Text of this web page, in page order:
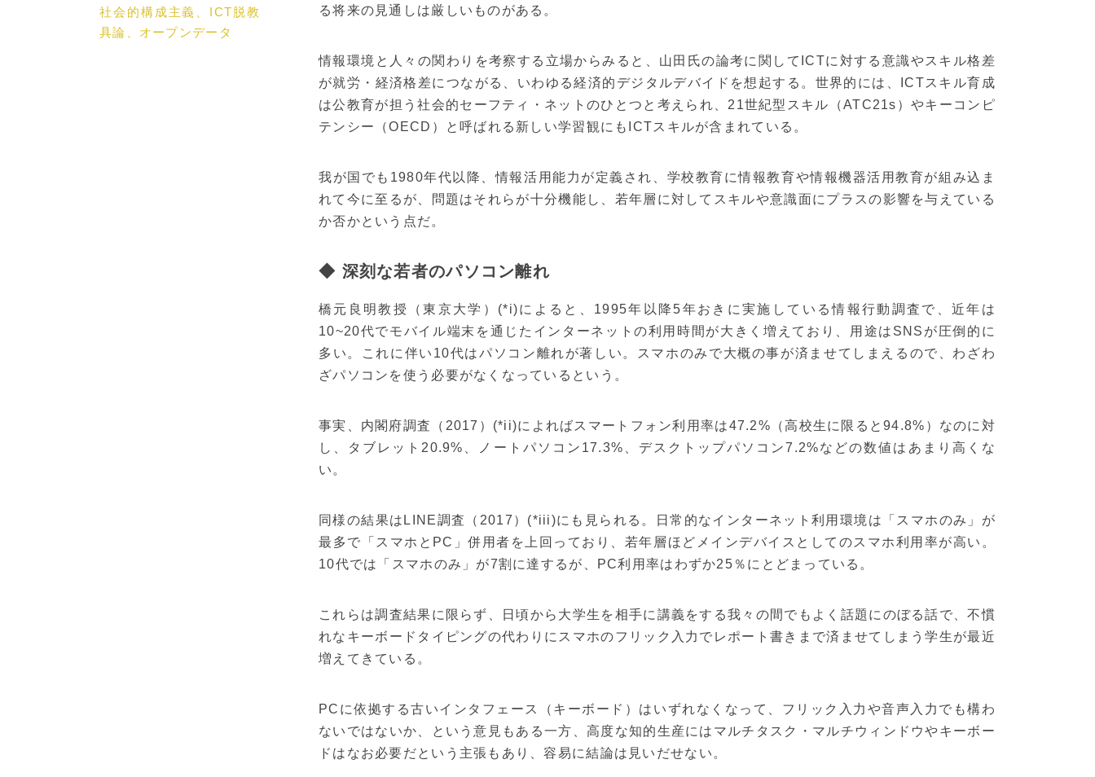
る将来の見通しは厳しいものがある。
情報環境と人々の関わりを考察する立場からみると、山田氏の論考に関してICTに対する意識やスキル格差
が就労・経済格差につながる、いわゆる経済的デジタルデバイドを想起する。世界的には、ICTスキル育成
は公教育が担う社会的セーフティ・ネットのひとつと考えられ、21世紀型スキル（ATC21s）やキーコンピ
テンシー（OECD）と呼ばれる新しい学習観にもICTスキルが含まれている。
我が国でも1980年代以降、情報活用能力が定義され、学校教育に情報教育や情報機器活用教育が組み込ま
れて今に至るが、問題はそれらが十分機能し、若年層に対してスキルや意識面にプラスの影響を与えている
か否かという点だ。
◆ 深刻な若者のパソコン離れ
橋元良明教授（東京大学）(*i)によると、1995年以降5年おきに実施している情報行動調査で、近年は
10~20代でモバイル端末を通じたインターネットの利用時間が大きく増えており、用途はSNSが圧倒的に
多い。これに伴い10代はパソコン離れが著しい。スマホのみで大概の事が済ませてしまえるので、わざわ
ざパソコンを使う必要がなくなっているという。
事実、内閣府調査（2017）(*ii)によればスマートフォン利用率は47.2%（高校生に限ると94.8%）なのに対
し、タブレット20.9%、ノートパソコン17.3%、デスクトップパソコン7.2%などの数値はあまり高くな
い。
同様の結果はLINE調査（2017）(*iii)にも見られる。日常的なインターネット利用環境は「スマホのみ」が
最多で「スマホとPC」併用者を上回っており、若年層ほどメインデバイスとしてのスマホ利用率が高い。
10代では「スマホのみ」が7割に達するが、PC利用率はわずか25％にとどまっている。
これらは調査結果に限らず、日頃から大学生を相手に講義をする我々の間でもよく話題にのぼる話で、不慣
れなキーボードタイピングの代わりにスマホのフリック入力でレポート書きまで済ませてしまう学生が最近
増えてきている。
PCに依拠する古いインタフェース（キーボード）はいずれなくなって、フリック入力や音声入力でも構わ
ないではないか、という意見もある一方、高度な知的生産にはマルチタスク・マルチウィンドウやキーボー
ドはなお必要だという主張もあり、容易に結論は見いだせない。
社会的構成主義、ICT脱教
具論、オープンデータ